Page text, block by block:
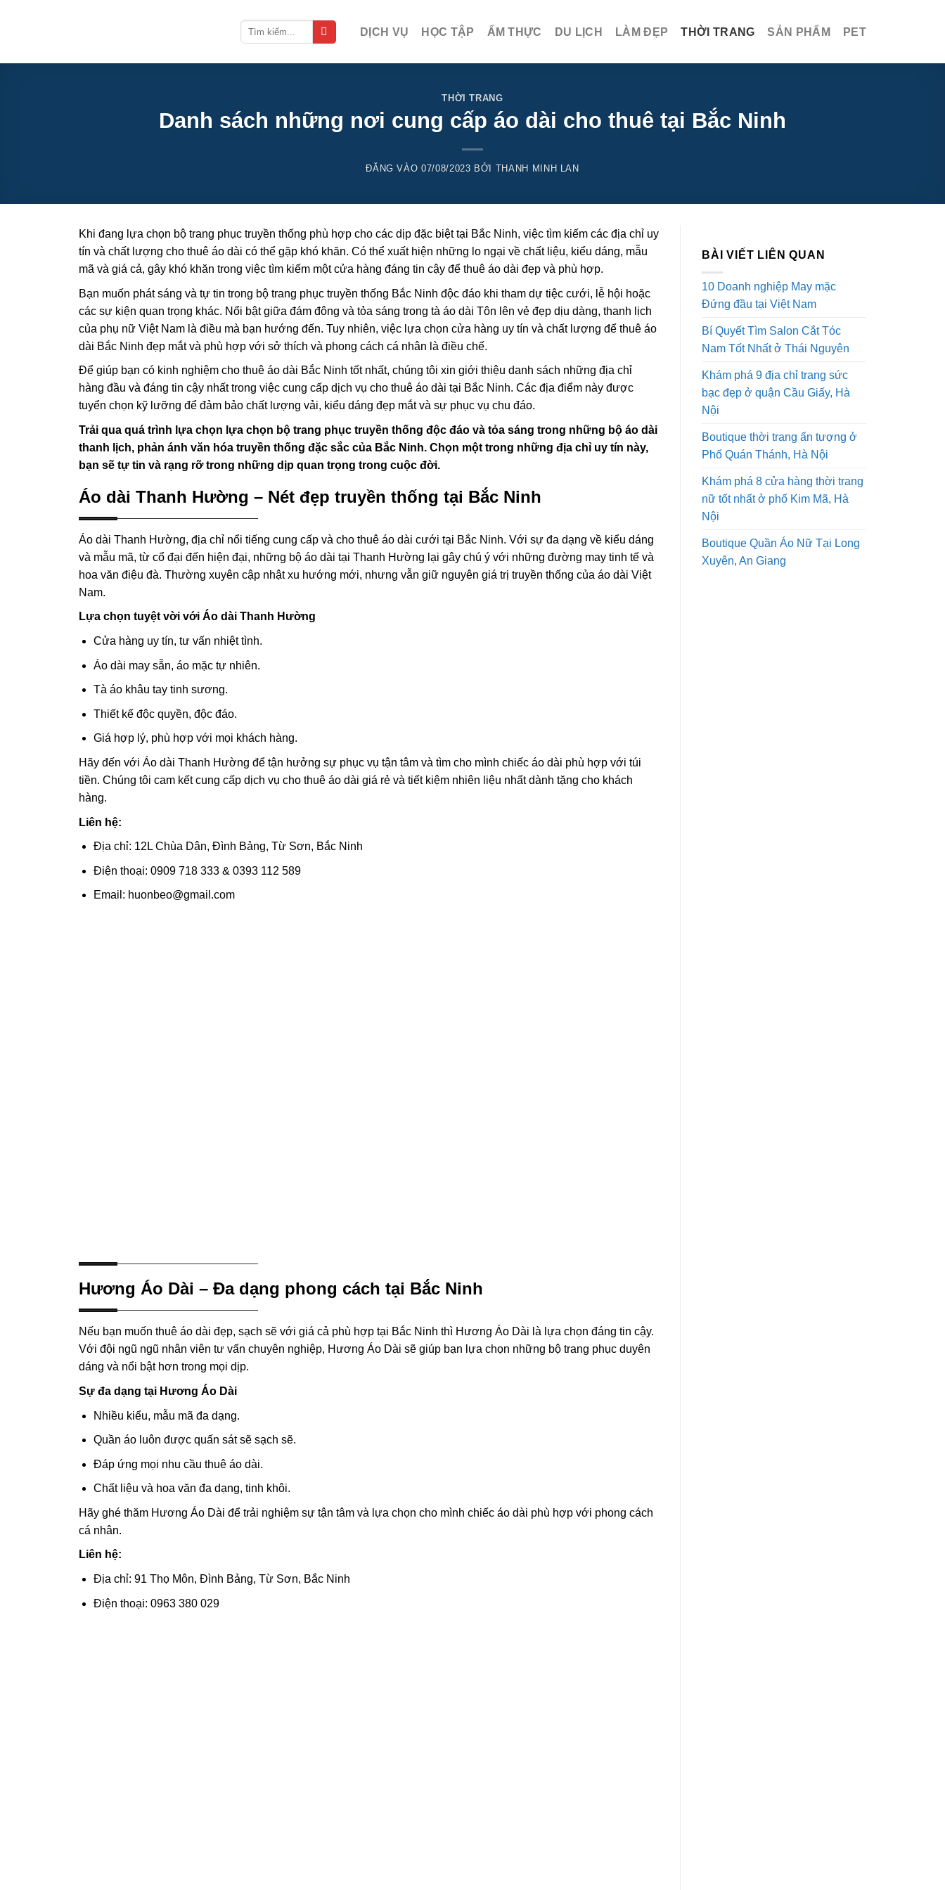
dung
DỊCH VỤ HỌC TẬP ẨM THỰC DU LỊCH LÀM ĐẸP THỜI TRANG SẢN PHẨM PET
THỜI TRANG
Danh sách những nơi cung cấp áo dài cho thuê tại Bắc Ninh
ĐĂNG VÀO07/08/2023 BỞI THANH MINH LAN
Khi đang lựa chọn bộ trang phục truyền thống phù hợp cho các dịp đặc biệt tại Bắc Ninh, việc tìm kiếm các địa chỉ uy
tín và chất lượng cho thuê áo dài có thể gặp khó khăn. Có thể xuất hiện những lo ngại về chất liệu, kiểu dáng, mẫu
mã và giá cả, gây khó khăn trong việc tìm kiếm một cửa hàng đáng tin cậy để thuê áo dài đẹp và phù hợp.
Bạn muốn phát sáng và tự tin trong bộ trang phục truyền thống Bắc Ninh độc đáo khi tham dự tiệc cưới, lễ hội hoặc
các sự kiện quan trọng khác. Nổi bật giữa đám đông và tỏa sáng trong tà áo dài Tôn lên vẻ đẹp dịu dàng, thanh lịch
của phụ nữ Việt Nam là điều mà bạn hướng đến. Tuy nhiên, việc lựa chọn cửa hàng uy tín và chất lượng để thuê áo
dài Bắc Ninh đẹp mắt và phù hợp với sở thích và phong cách cá nhân là điều chế.
Để giúp bạn có kinh nghiệm cho thuê áo dài Bắc Ninh tốt nhất, chúng tôi xin giới thiệu danh sách những địa chỉ
hàng đầu và đáng tin cậy nhất trong việc cung cấp dịch vụ cho thuê áo dài tại Bắc Ninh. Các địa điểm này được
tuyển chọn kỹ lưỡng để đảm bảo chất lượng vải, kiểu dáng đẹp mắt và sự phục vụ chu đáo.
Trải qua quá trình lựa chọn lựa chọn bộ trang phục truyền thống độc đáo và tỏa sáng trong những bộ áo dài
thanh lịch, phản ánh văn hóa truyền thống đặc sắc của Bắc Ninh. Chọn một trong những địa chỉ uy tín này,
bạn sẽ tự tin và rạng rỡ trong những dịp quan trọng trong cuộc đời.
Áo dài Thanh Hường – Nét đẹp truyền thống tại Bắc Ninh
Áo dài Thanh Hường, địa chỉ nổi tiếng cung cấp và cho thuê áo dài cưới tại Bắc Ninh. Với sự đa dạng về kiểu dáng
và mẫu mã, từ cổ đại đến hiện đại, những bộ áo dài tại Thanh Hường lại gây chú ý với những đường may tinh tế và
hoa văn điệu đà. Thường xuyên cập nhật xu hướng mới, nhưng vẫn giữ nguyên giá trị truyền thống của áo dài Việt
Nam.
Lựa chọn tuyệt vời với Áo dài Thanh Hường
Cửa hàng uy tín, tư vấn nhiệt tình.
Áo dài may sẵn, áo mặc tự nhiên.
Tà áo khâu tay tinh sương.
Thiết kế độc quyền, độc đáo.
Giá hợp lý, phù hợp với mọi khách hàng.
Hãy đến với Áo dài Thanh Hường để tận hưởng sự phục vụ tận tâm và tìm cho mình chiếc áo dài phù hợp với túi
tiền. Chúng tôi cam kết cung cấp dịch vụ cho thuê áo dài giá rẻ và tiết kiệm nhiên liệu nhất dành tặng cho khách
hàng.
Liên hệ:
Địa chỉ: 12L Chùa Dân, Đình Bảng, Từ Sơn, Bắc Ninh
Điện thoại: 0909 718 333 & 0393 112 589
Email: huonbeo@gmail.com
Hương Áo Dài – Đa dạng phong cách tại Bắc Ninh
Nếu bạn muốn thuê áo dài đẹp, sạch sẽ với giá cả phù hợp tại Bắc Ninh thì Hương Áo Dài là lựa chọn đáng tin cậy.
Với đội ngũ ngũ nhân viên tư vấn chuyên nghiệp, Hương Áo Dài sẽ giúp bạn lựa chọn những bộ trang phục duyên
dáng và nổi bật hơn trong mọi dịp.
Sự đa dạng tại Hương Áo Dài
Nhiều kiểu, mẫu mã đa dạng.
Quần áo luôn được quấn sát sẽ sạch sẽ.
Đáp ứng mọi nhu cầu thuê áo dài.
Chất liệu và hoa văn đa dạng, tinh khôi.
Hãy ghé thăm Hương Áo Dài để trải nghiệm sự tận tâm và lựa chọn cho mình chiếc áo dài phù hợp với phong cách
cá nhân.
Liên hệ:
Địa chỉ: 91 Thọ Môn, Đình Bảng, Từ Sơn, Bắc Ninh
Điện thoại: 0963 380 029
BÀI VIẾT LIÊN QUAN
10 Doanh nghiệp May mặc
Đứng đầu tại Việt Nam
Bí Quyết Tìm Salon Cắt Tóc
Nam Tốt Nhất ở Thái Nguyên
Khám phá 9 địa chỉ trang sức
bạc đẹp ở quận Cầu Giấy, Hà
Nội
Boutique thời trang ấn tượng ở
Phố Quán Thánh, Hà Nội
Khám phá 8 cửa hàng thời trang
nữ tốt nhất ở phố Kim Mã, Hà
Nội
Boutique Quần Áo Nữ Tại Long
Xuyên, An Giang